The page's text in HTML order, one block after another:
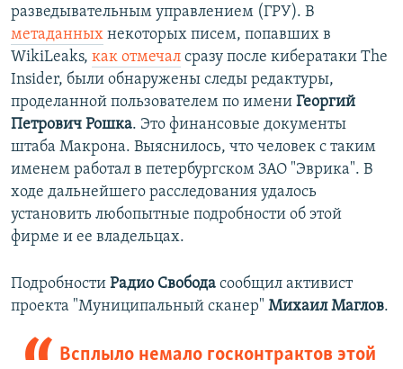
разведывательным управлением (ГРУ). В
метаданных некоторых писем, попавших в
WikiLeaks, как отмечал сразу после кибератаки The
Insider, были обнаружены следы редактуры,
проделанной пользователем по имени Георгий
Петрович Рошка. Это финансовые документы
штаба Макрона. Выяснилось, что человек с таким
именем работал в петербургском ЗАО "Эврика". В
ходе дальнейшего расследования удалось
установить любопытные подробности об этой
фирме и ее владельцах.
Подробности Радио Свобода сообщил активист
проекта "Муниципальный сканер" Михаил Маглов.
Всплыло немало госконтрактов этой